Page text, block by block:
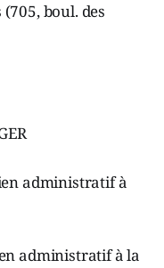
boul. des
administratif à
administratif à la